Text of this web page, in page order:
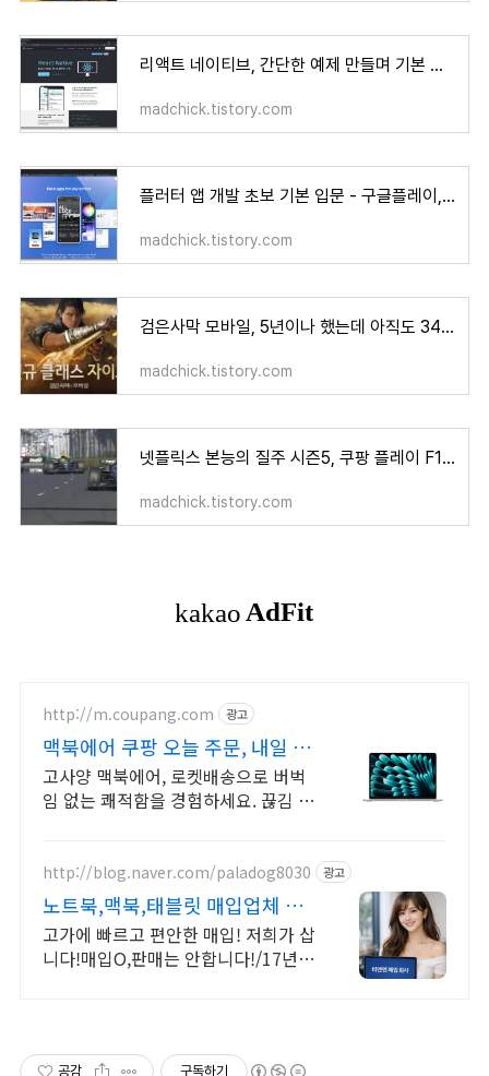
리액트 네이티브, 간단한 예제 만들며 기본 개념 잡아 보기 - React Native
madchick.tistory.com
플러터 앱 개발 초보 기본 입문 - 구글플레이, 앱스토어 배포, 애드몹 - dear abby, kdrama
madchick.tistory.com
검은사막 모바일, 5년이나 했는데 아직도 340층 - 검은사막M
madchick.tistory.com
넷플릭스 본능의 질주 시즌5, 쿠팡 플레이 F1 레이스 독점 생중계
madchick.tistory.com
http://m.coupang.com 광고
맥북에어 쿠팡 오늘 주문, 내일 바
로 도착
고사양 맥북에어, 로켓배송으로 버벅
임 없는 쾌적함을 경험하세요. 끊김 없
http://blog.naver.com/paladog8030 광고
노트북,맥북,태블릿 매입업체 고
가 매입 회사
고가에 빠르고 편안한 매입! 저희가 삽
니다!매입O,판매는 안합니다!/17년된
공감 구독하기